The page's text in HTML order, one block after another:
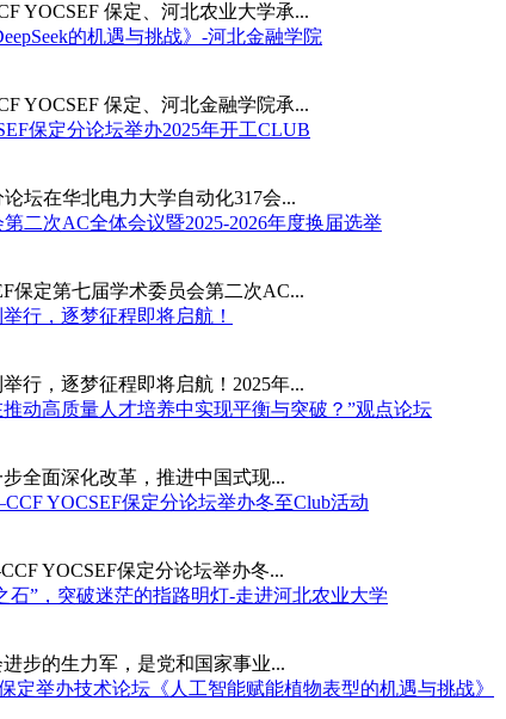
YOCSEF 保定、河北农业大学承...
的机遇与挑战》-河北金融学院
YOCSEF 保定、河北金融学院承...
保定分论坛举办2025年开工CLUB
坛在华北电力大学自动化317会...
二次AC全体会议暨2025-2026年度换届选举
保定第七届学术委员会第二次AC...
行，逐梦征程即将启航！
行，逐梦征程即将启航！2025年...
动高质量人才培养中实现平衡与突破？”观点论坛
全面深化改革，推进中国式现...
YOCSEF保定分论坛举办冬至Club活动
YOCSEF保定分论坛举办冬...
石”，突破迷茫的指路明灯-走进河北农业大学
步的生力军，是党和国家事业...
定举办技术论坛《人工智能赋能植物表型的机遇与挑战》